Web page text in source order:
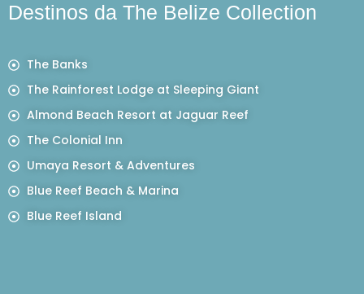
Destinos da The Belize Collection
The Banks
The Rainforest Lodge at Sleeping Giant
Almond Beach Resort at Jaguar Reef
The Colonial Inn
Umaya Resort & Adventures
Blue Reef Beach & Marina
Blue Reef Island